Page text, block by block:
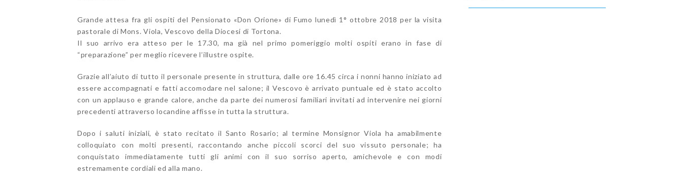
Grande attesa fra gli ospiti del Pensionato «Don Orione» di Fumo lunedì 1° ottobre 2018 per la visita
pastorale di Mons. Viola, Vescovo della Diocesi di Tortona.
Il suo arrivo era atteso per le 17.30, ma già nel primo pomeriggio molti ospiti erano in fase di
“preparazione” per meglio ricevere l’illustre ospite.
Grazie all’aiuto di tutto il personale presente in struttura, dalle ore 16.45 circa i nonni hanno iniziato ad
essere accompagnati e fatti accomodare nel salone; il Vescovo è arrivato puntuale ed è stato accolto
con un applauso e grande calore, anche da parte dei numerosi familiari invitati ad intervenire nei giorni
precedenti attraverso locandine affisse in tutta la struttura.
Dopo i saluti iniziali, è stato recitato il Santo Rosario; al termine Monsignor Viola ha amabilmente
colloquiato con molti presenti, raccontando anche piccoli scorci del suo vissuto personale; ha
conquistato immediatamente tutti gli animi con il suo sorriso aperto, amichevole e con modi
estremamente cordiali ed alla mano.